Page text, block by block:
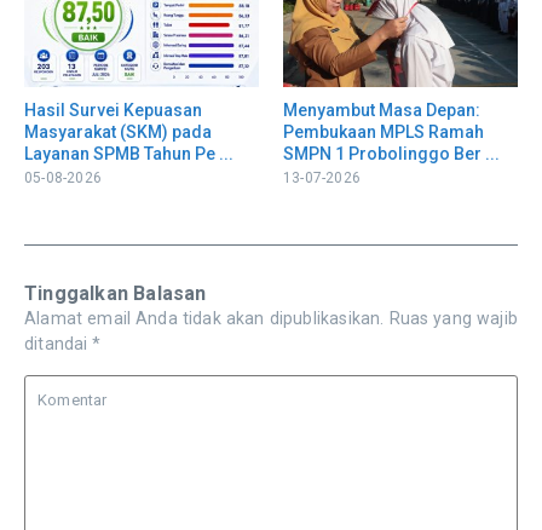
Hasil Survei Kepuasan
Masyarakat (SKM) pada
Layanan SPMB Tahun Pe ...
05-08-2026
Menyambut Masa Depan:
Pembukaan MPLS Ramah
SMPN 1 Probolinggo Ber ...
13-07-2026
Tinggalkan Balasan
Alamat email Anda tidak akan dipublikasikan. Ruas yang wajib
ditandai *